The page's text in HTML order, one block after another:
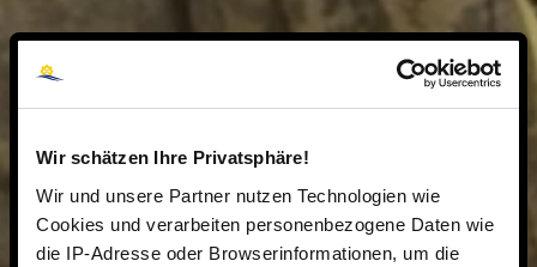
Wir schätzen Ihre Privatsphäre!
Wir und unsere Partner nutzen Technologien wie
Cookies und verarbeiten personenbezogene Daten wie
die IP-Adresse oder Browserinformationen, um die